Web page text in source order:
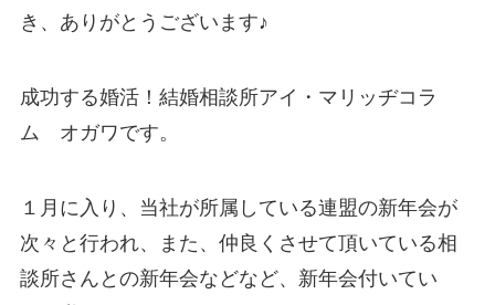
き、ありがとうございます♪
成功する婚活！結婚相談所アイ・マリッヂコラ
ム オガワです。
１月に入り、当社が所属している連盟の新年会が
次々と行われ、また、仲良くさせて頂いている相
談所さんとの新年会などなど、新年会付いてい